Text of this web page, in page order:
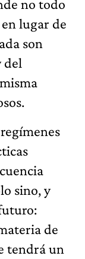
no todo
lugar de
son
del
sino, y
de
tendrá un